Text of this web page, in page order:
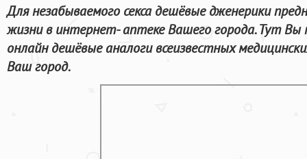
Для незабываемого секса дешёвые дженерики
жизни в интернет- аптеке Вашего города. Тут
онлайн дешёвые аналоги всеизвестных
Ваш город.